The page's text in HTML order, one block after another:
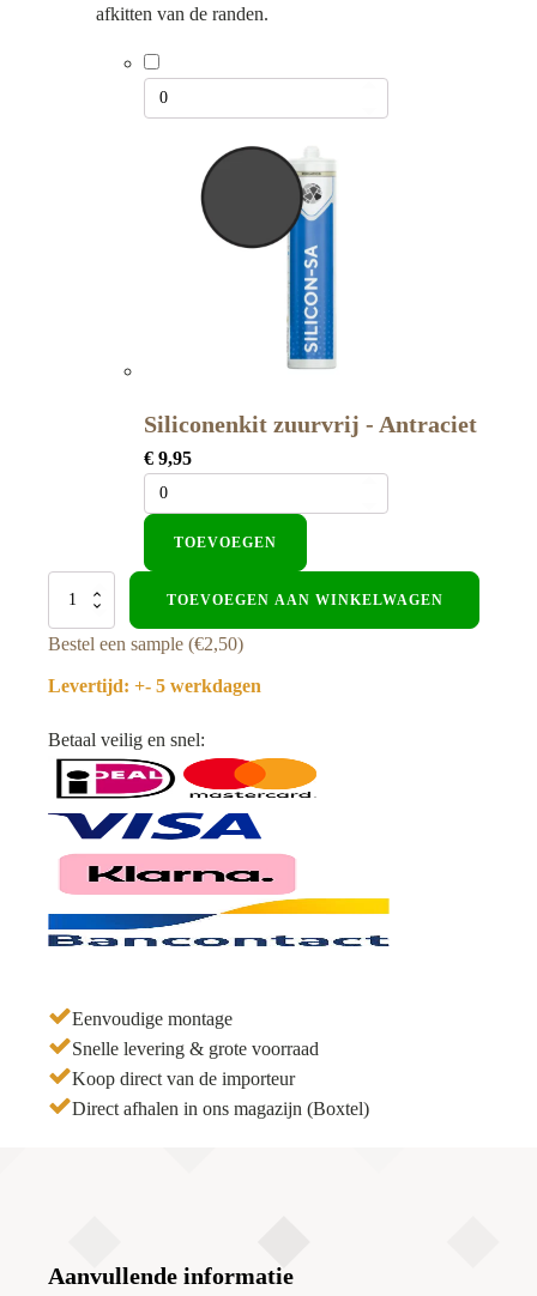
afkitten van de randen.
Siliconenkit zuurvrij - Antraciet
€ 9,95
TOEVOEGEN
Marmer
-
-
PVC
280x122cm
aantal
TOEVOEGEN AAN WINKELWAGEN
Bestel een sample (€2,50)
Levertijd: +- 5 werkdagen
Betaal veilig en snel:
Eenvoudige montage
Snelle levering & grote voorraad
Koop direct van de importeur
Direct afhalen in ons magazijn (Boxtel)
Aanvullende informatie